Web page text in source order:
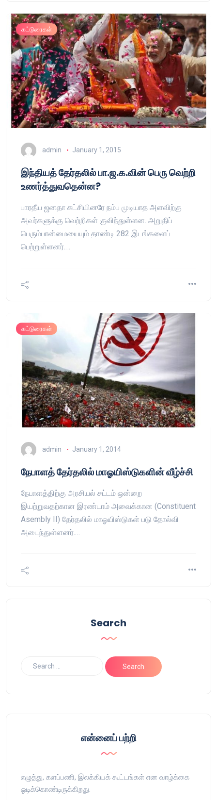
கட்டுரைகள்
admin January 1, 2015
இந்தியத் தேர்தலில் பா.ஜ.க.வின் பெரு வெற்றி
உணர்த்துவதென்ன?
பாரதீய ஜனதா கட்சியினரே நம்ப முடியாத அளவிற்கு
அவர்களுக்கு வெற்றிகள் குவிந்துள்ளன. அறுதிப்
பெரும்பான்மையையும் தாண்டி 282 இடங்களைப்
பெற்றுள்ளனர்.…
கட்டுரைகள்
admin January 1, 2014
நேபாளத் தேர்தலில் மாஓயிஸ்டுகளின் வீழ்ச்சி
நேபாளத்திற்கு அரசியல் சட்டம் ஒன்றை
இயற்றுவதற்கான இரண்டாம் அவைக்கான (Constituent
Asembly II) தேர்தலில் மாஓயிஸ்டுகள் படு தோல்வி
அடைந்துள்ளனர்.…
Search
என்னைப் பற்றி
எழுத்து, களப்பணி, இலக்கியக் கூட்டங்கள் என வாழ்க்கை
ஓடிக்கொண்டிருக்கிறது.